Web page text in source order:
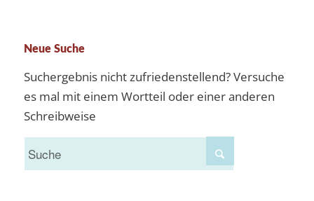
Neue Suche
Suchergebnis nicht zufriedenstellend? Versuche
es mal mit einem Wortteil oder einer anderen
Schreibweise